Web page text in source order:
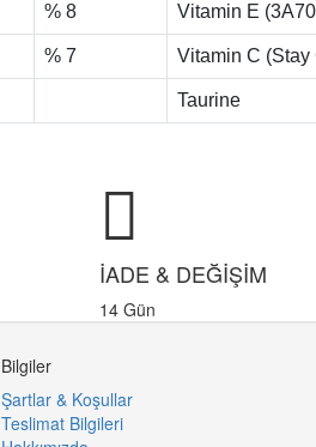
% 8 Vitamin E
% 7 Vitamin C (Stay
Taurine
İADE & DEĞİŞİM
14 Gün
Bilgiler
Şartlar & Koşullar
Teslimat Bilgileri